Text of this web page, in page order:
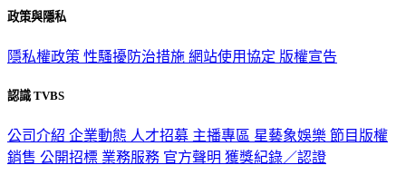
政策與隱私
隱私權政策 性騷擾防治措施 網站使用協定 版權宣告
認識 TVBS
公司介紹 企業動態 人才招募 主播專區 星藝象娛樂 節目版權
銷售 公開招標 業務服務 官方聲明 獲獎紀錄／認證